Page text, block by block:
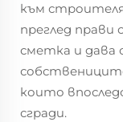
към
преглед прави
сметка и дава
които
сгради.